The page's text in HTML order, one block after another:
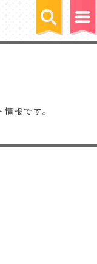
報です。